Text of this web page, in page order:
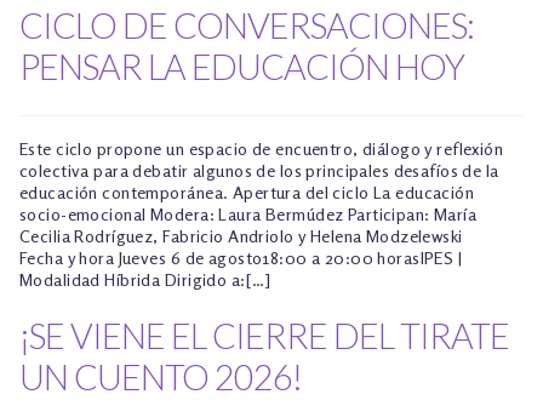
CICLO DE CONVERSACIONES:
PENSAR LA EDUCACIÓN HOY
Este ciclo propone un espacio de encuentro, diálogo y reflexión
colectiva para debatir algunos de los principales desafíos de la
educación contemporánea. Apertura del ciclo La educación
socio-emocional Modera: Laura Bermúdez Participan: María
Cecilia Rodríguez, Fabricio Andriolo y Helena Modzelewski
Fecha y hora Jueves 6 de agosto18:00 a 20:00 horasIPES |
Modalidad Híbrida Dirigido a:[…]
¡SE VIENE EL CIERRE DEL TIRATE
UN CUENTO 2026!